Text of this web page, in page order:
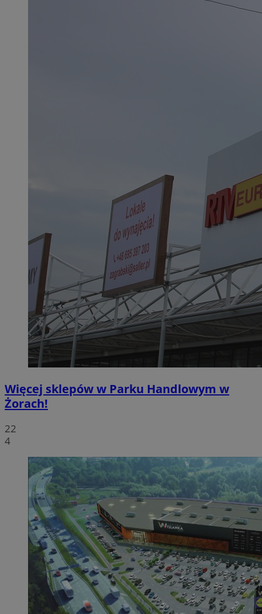
Więcej sklepów w Parku Handlowym w
Żorach!
22
4